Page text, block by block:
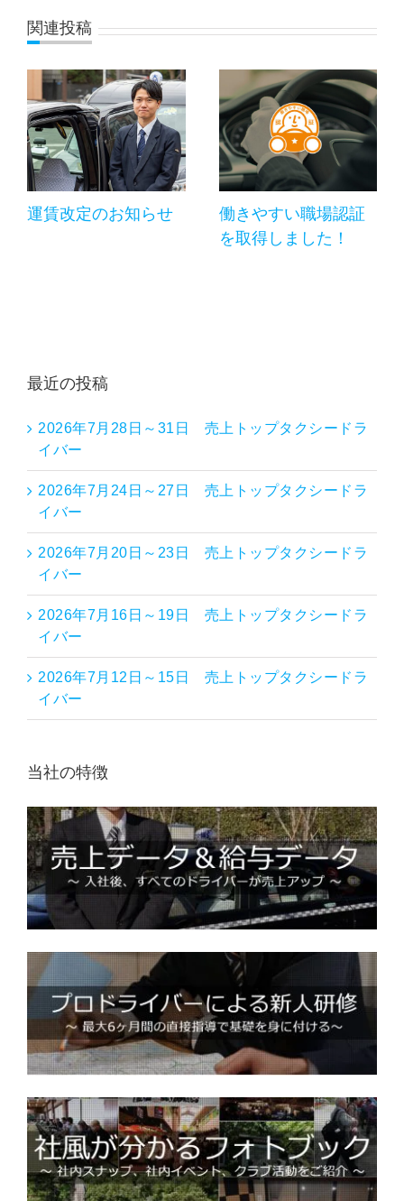
関連投稿
運賃改定のお知らせ
働きやすい職場認証
を取得しました！
最近の投稿
2026年7月28日～31日 売上トップタクシードラ
イバー
2026年7月24日～27日 売上トップタクシードラ
イバー
2026年7月20日～23日 売上トップタクシードラ
イバー
2026年7月16日～19日 売上トップタクシードラ
イバー
2026年7月12日～15日 売上トップタクシードラ
イバー
当社の特徴